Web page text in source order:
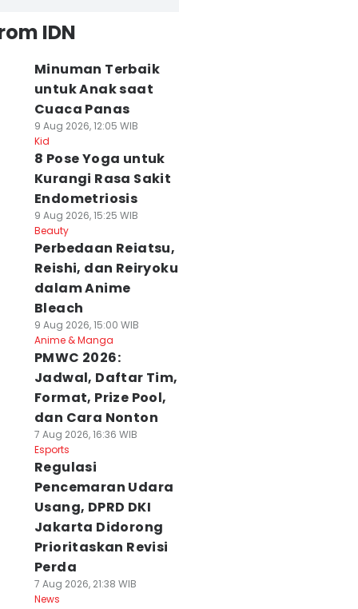
IDN
Minuman Terbaik
untuk Anak saat
Cuaca Panas
9 Aug 2026, 12:05 WIB
Kid
8 Pose Yoga untuk
Kurangi Rasa Sakit
Endometriosis
9 Aug 2026, 15:25 WIB
Beauty
Perbedaan Reiatsu,
Reishi, dan Reiryoku
dalam Anime
Bleach
9 Aug 2026, 15:00 WIB
Anime & Manga
PMWC 2026:
Jadwal, Daftar Tim,
Format, Prize Pool,
dan Cara Nonton
7 Aug 2026, 16:36 WIB
Esports
Regulasi
Pencemaran Udara
Usang, DPRD DKI
Jakarta Didorong
Prioritaskan Revisi
Perda
7 Aug 2026, 21:38 WIB
News